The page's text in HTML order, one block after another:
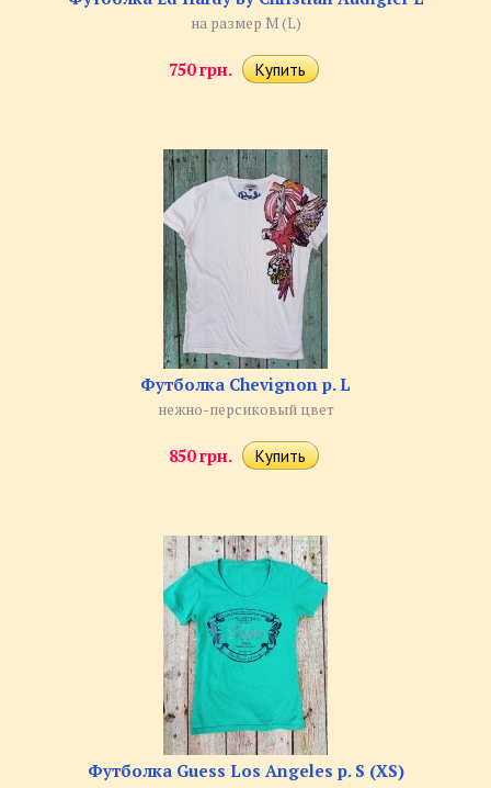
на размер M (L)
750 грн.
​Футболка Chevignon р. L
нежно-персиковый цвет
850 грн.
Футболка Guess Los Angeles р. S (XS)